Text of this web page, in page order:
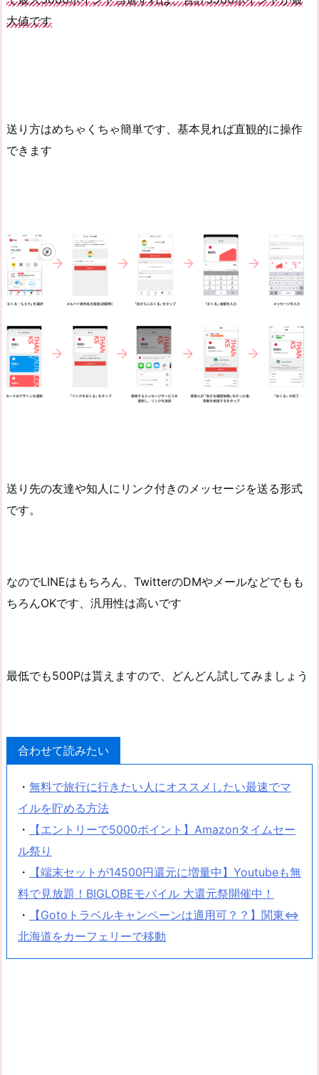
大値です
送り方はめちゃくちゃ簡単です、基本見れば直観的に操作
できます
送り先の友達や知人にリンク付きのメッセージを送る形式
です。
なのでLINEはもちろん、TwitterのDMやメールなどでもも
ちろんOKです、汎用性は高いです
最低でも500Pは貰えますので、どんどん試してみましょう
合わせて読みたい
・ 無料で旅行に行きたい人にオススメしたい最速でマ
イルを貯める方法
・
【エントリーで5000ポイント】Amazonタイムセー
ル祭り
・
【端末セットが14500円還元に増量中】Youtubeも無
料で見放題！BIGLOBEモバイル 大還元祭開催中！
・
【Gotoトラベルキャンペーンは適用可？？】関東⇔
北海道をカーフェリーで移動